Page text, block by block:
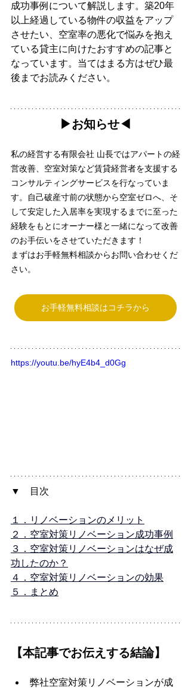
成功事例について解説します。築20年
以上経過している物件の収益をアップ
させたい、空室率の悪化で悩みを抱え
ている貸主に向けたおすすめの記事と
なっています。当てはまる方はぜひ最
後までお読みください。
▶︎お知らせ◀︎
私の経営する有限会社 山長ではアパートの経
営改善、空室対策など賃貸経営者を支援する
コンサルティングサービスを行なっていま
す。自己破産寸前の状態から空室ゼロへ、そ
して安定した入居率を実現するまでに至った
経験をもとにオーナー様と一緒になって改善
のお手伝いをさせていただきます！
まずはお手軽無料相談からお問い合わせくだ
さい。
お手軽無料相談はコチラから
https://youtu.be/hyE4b4_d0Gg
▼　目次
１．リノベーションのメリット
２．空室対策リノベーション成功事例
３．空室対策リノベーションはなぜ成
功したのか？
４．空室対策リノベーションの効果
５．まとめ
【本記事でお伝えする結論】
弊社空室対策リノベーションが成